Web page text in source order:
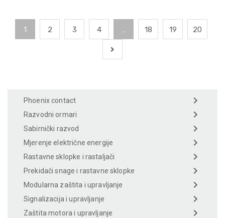
1 2 3 4 … 18 19 20
Phoenix contact
Razvodni ormari
Sabirnički razvod
Mjerenje električne energije
Rastavne sklopke i rastaljači
Prekidači snage i rastavne sklopke
Modularna zaštita i upravljanje
Signalizacija i upravljanje
Zaštita motora i upravljanje